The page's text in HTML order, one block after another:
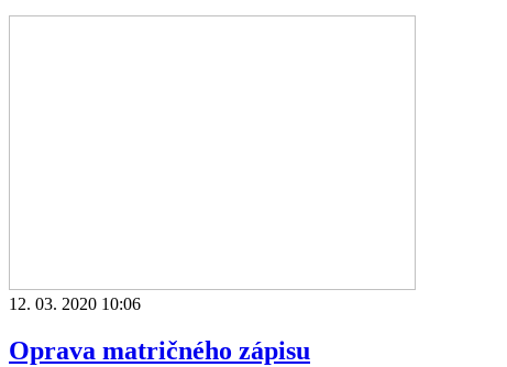
12. 03. 2020 10:06
Oprava matričného zápisu